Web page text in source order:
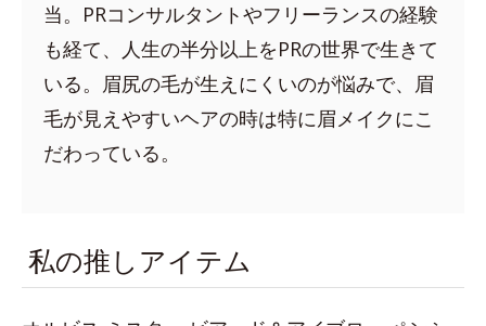
当。PRコンサルタントやフリーランスの経験
も経て、人生の半分以上をPRの世界で生きて
いる。眉尻の毛が生えにくいのが悩みで、眉
毛が見えやすいヘアの時は特に眉メイクにこ
だわっている。
私の推しアイテム